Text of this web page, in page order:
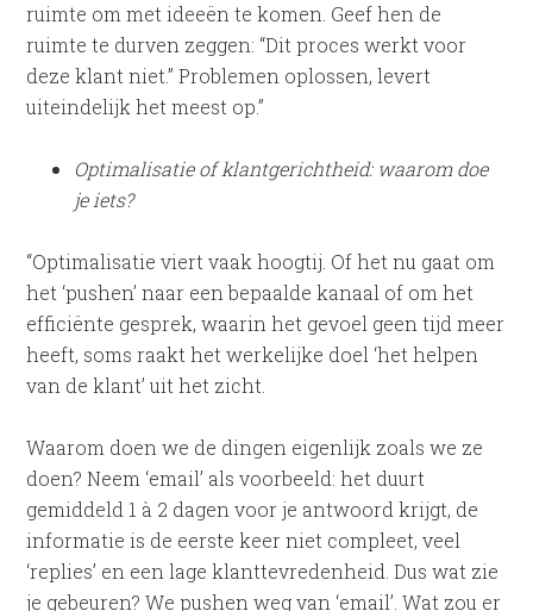
ruimte om met ideeën te komen. Geef hen de
ruimte te durven zeggen: “Dit proces werkt voor
deze klant niet.” Problemen oplossen, levert
uiteindelijk het meest op.”
Optimalisatie of klantgerichtheid: waarom doe
je iets?
“Optimalisatie viert vaak hoogtij. Of het nu gaat om
het ‘pushen’ naar een bepaalde kanaal of om het
efficiënte gesprek, waarin het gevoel geen tijd meer
heeft, soms raakt het werkelijke doel ‘het helpen
van de klant’ uit het zicht.
Waarom doen we de dingen eigenlijk zoals we ze
doen? Neem ‘email’ als voorbeeld: het duurt
gemiddeld 1 à 2 dagen voor je antwoord krijgt, de
informatie is de eerste keer niet compleet, veel
‘replies’ en een lage klanttevredenheid. Dus wat zie
je gebeuren? We pushen weg van ‘email’. Wat zou er